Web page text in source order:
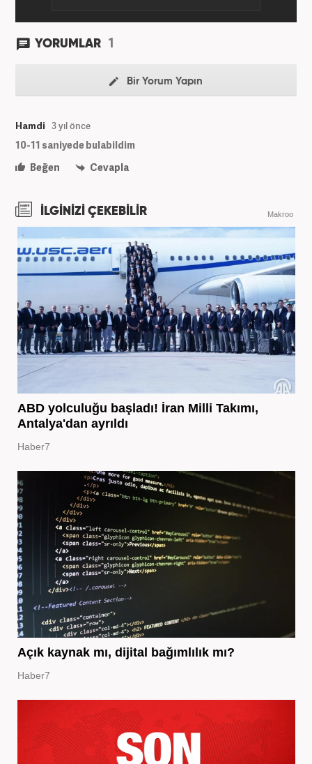
YORUMLAR 1
Bir Yorum Yapın
Hamdi 3 yıl önce
10-11 saniyede bulabildim
Beğen
Cevapla
İLGİNİZİ ÇEKEBİLİR Makroo
ABD yolculuğu başladı! İran Milli Takımı,
Antalya'dan ayrıldı
Haber7
Açık kaynak mı, dijital bağımlılık mı?
Haber7